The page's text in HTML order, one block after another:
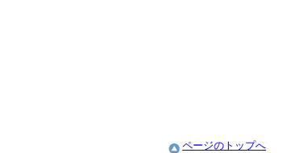
ページのトップへ